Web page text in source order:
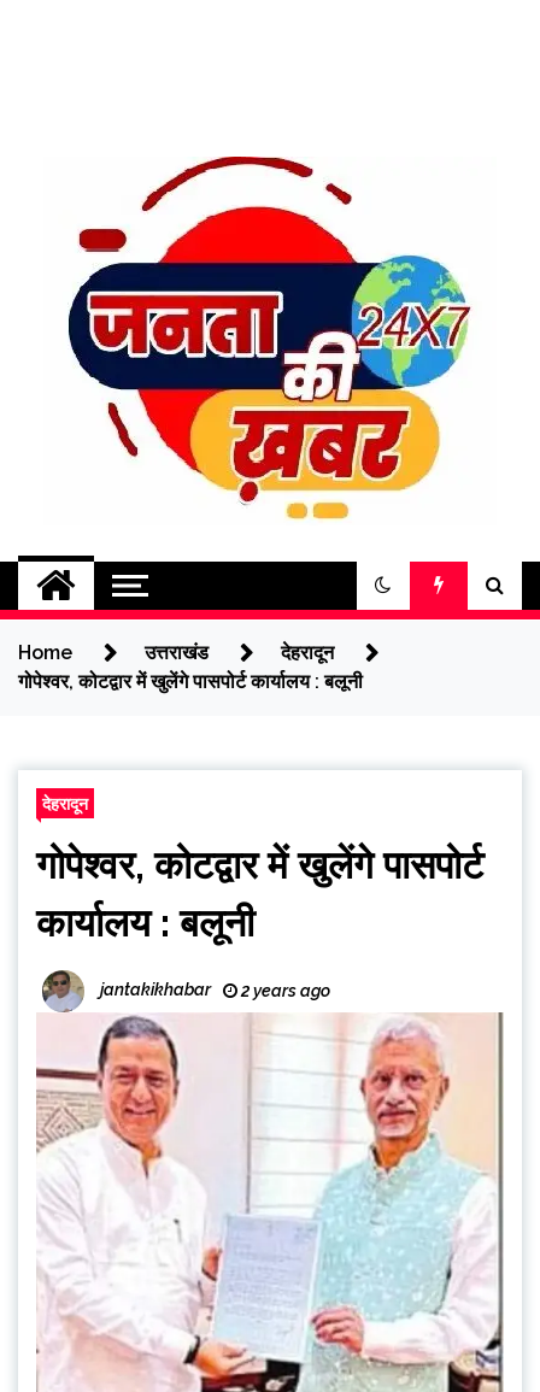
jantakikhabar
Home उत्तराखंड
देहरादून
गोपेश्वर, कोटद्वार में खुलेंगे पासपोर्ट कार्यालय : बलूनी
देहरादून
गोपेश्वर, कोटद्वार में खुलेंगे पासपोर्ट
कार्यालय : बलूनी
jantakikhabar 2 years ago